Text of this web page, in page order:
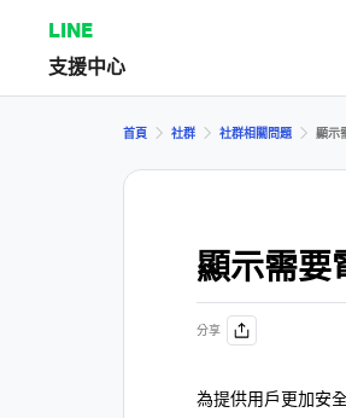
LINE
支援中心
首頁 社群 社群相關問題 顯示
顯示需要
分享
為提供用戶更加安